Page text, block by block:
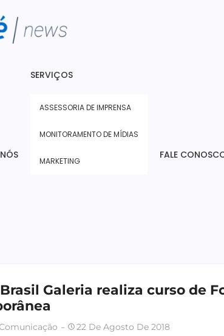
SERVIÇOS
ASSESSORIA DE IMPRENSA
MONITORAMENTO DE MÍDIAS
MARKETING
FALE
Galeria realiza curso de
22 De Agosto De 2018